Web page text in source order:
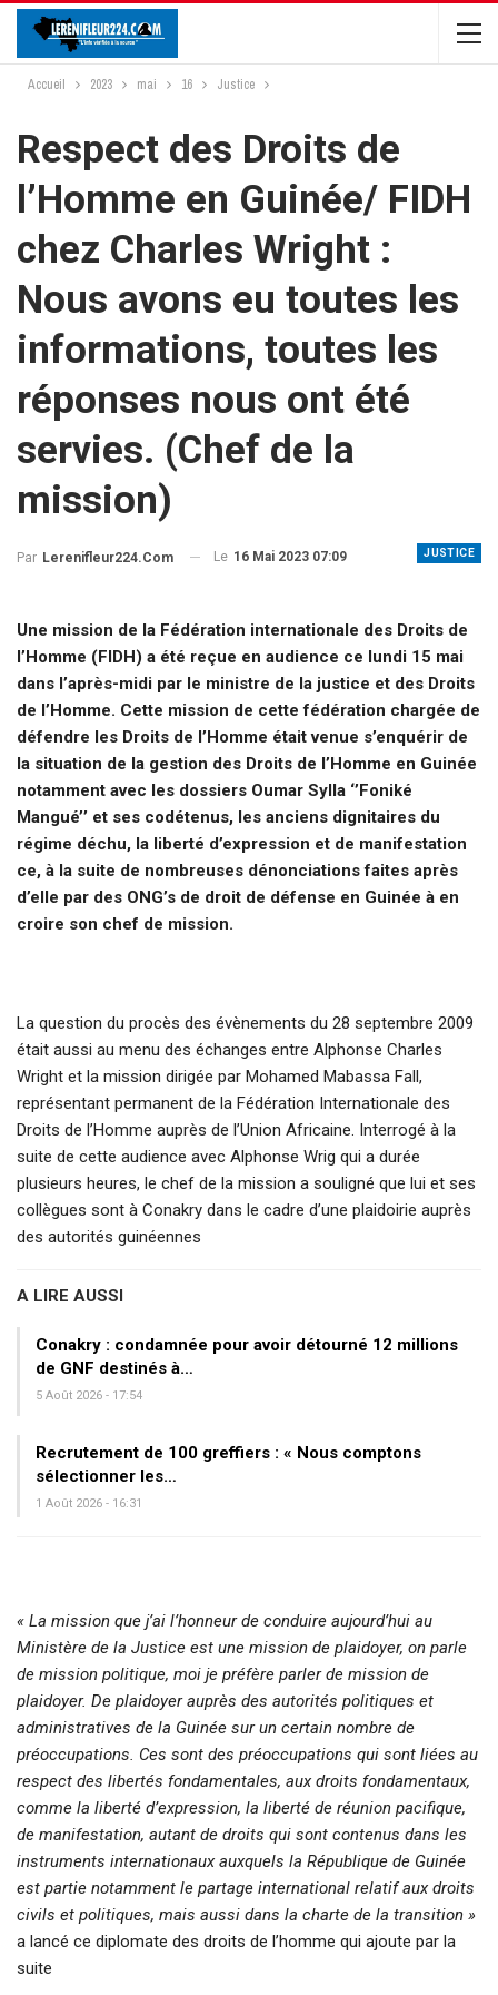
Accueil 2023 mai 16 Justice
Respect des Droits de
l’Homme en Guinée/ FIDH
chez Charles Wright :
Nous avons eu toutes les
informations, toutes les
réponses nous ont été
servies. (Chef de la
mission)
JUSTICE
Par Lerenifleur224.com Le 16 Mai 2023 07:09
Une mission de la Fédération internationale des Droits de
l’Homme (FIDH) a été reçue en audience ce lundi 15 mai
dans l’après-midi par le ministre de la justice et des Droits
de l’Homme. Cette mission de cette fédération chargée de
défendre les Droits de l’Homme était venue s’enquérir de
la situation de la gestion des Droits de l’Homme en Guinée
notamment avec les dossiers Oumar Sylla ‘’Foniké
Mangué’’ et ses codétenus, les anciens dignitaires du
régime déchu, la liberté d’expression et de manifestation
ce, à la suite de nombreuses dénonciations faites après
d’elle par des ONG’s de droit de défense en Guinée à en
croire son chef de mission.
La question du procès des évènements du 28 septembre 2009
était aussi au menu des échanges entre Alphonse Charles
Wright et la mission dirigée par Mohamed Mabassa Fall,
représentant permanent de la Fédération Internationale des
Droits de l’Homme auprès de l’Union Africaine. Interrogé à la
suite de cette audience avec Alphonse Wrig qui a durée
plusieurs heures, le chef de la mission a souligné que lui et ses
collègues sont à Conakry dans le cadre d’une plaidoirie auprès
des autorités guinéennes
A LIRE AUSSI
Conakry : condamnée pour avoir détourné 12 millions
de GNF destinés à…
5 Août 2026 - 17:54
Recrutement de 100 greffiers : « Nous comptons
sélectionner les…
1 Août 2026 - 16:31
« La mission que j’ai l’honneur de conduire aujourd’hui au
Ministère de la Justice est une mission de plaidoyer, on parle
de mission politique, moi je préfère parler de mission de
plaidoyer. De plaidoyer auprès des autorités politiques et
administratives de la Guinée sur un certain nombre de
préoccupations. Ces sont des préoccupations qui sont liées au
respect des libertés fondamentales, aux droits fondamentaux,
comme la liberté d’expression, la liberté de réunion pacifique,
de manifestation, autant de droits qui sont contenus dans les
instruments internationaux auxquels la République de Guinée
est partie notamment le partage international relatif aux droits
civils et politiques, mais aussi dans la charte de la transition »
a lancé ce diplomate des droits de l’homme qui ajoute par la
suite